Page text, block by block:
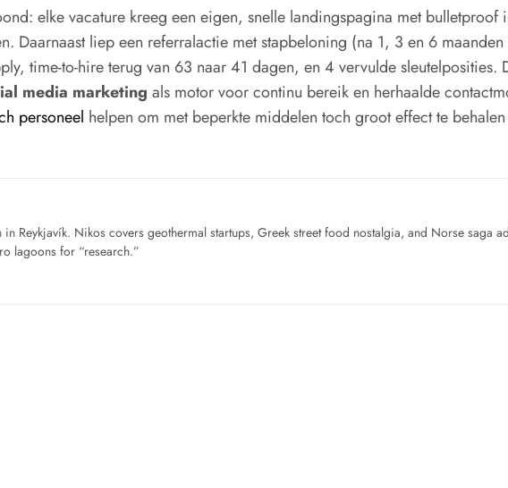
elke vacature kreeg een eigen, snelle landingspagina met bulletproof
liep een referralactie met stapbeloning (na 1, 3 en 6 maanden
time-to-hire terug van 63 naar 41 dagen, en 4 vervulde sleutelposities.
media marketing als motor voor continu bereik en herhaalde
personeel helpen om met beperkte middelen toch groot effect te
Reykjavík. Nikos covers geothermal startups, Greek street food nostalgia, and Norse saga
lagoons for “research.”